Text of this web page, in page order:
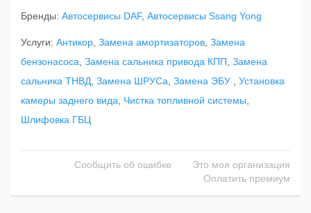
Бренды: Автосервисы DAF, Автосервисы Ssang Yong
Услуги: Антикор Замена амортизаторов Замена
бензонасоса Замена сальника привода КПП Замена
сальника ТНВД Замена ШРУСа Замена ЭБУ
Установка
камеры заднего вида
Чистка топливной системы
Шлифовка ГБЦ
Сообщить об ошибке
Это моя организация
Оплатить премиум